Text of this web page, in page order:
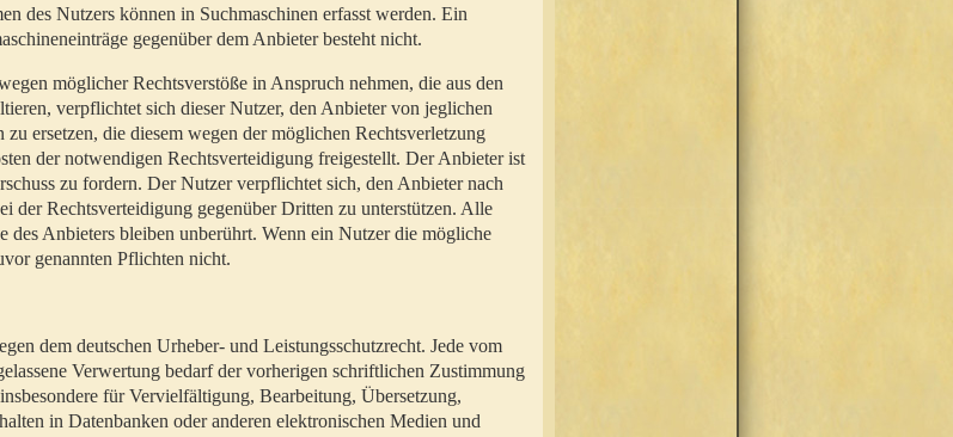
des Nutzers können in Suchmaschinen erfasst werden. Ein
gegenüber dem Anbieter besteht nicht.
möglicher Rechtsverstöße in Anspruch nehmen, die aus den
verpflichtet sich dieser Nutzer, den Anbieter von jeglichen
ersetzen, die diesem wegen der möglichen Rechtsverletzung
der notwendigen Rechtsverteidigung freigestellt. Der Anbieter ist
zu fordern. Der Nutzer verpflichtet sich, den Anbieter nach
der Rechtsverteidigung gegenüber Dritten zu unterstützen. Alle
des Anbieters bleiben unberührt. Wenn ein Nutzer die mögliche
genannten Pflichten nicht.
dem deutschen Urheber- und Leistungsschutzrecht. Jede vom
Verwertung bedarf der vorherigen schriftlichen Zustimmung
für Vervielfältigung, Bearbeitung, Übersetzung,
in Datenbanken oder anderen elektronischen Medien und